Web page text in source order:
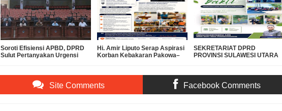
Soroti Efisiensi APBD, DPRD
Sulut Pertanyakan Urgensi
Hi. Amir Liputo Serap Aspirasi
Korban Kebakaran Pakowa–
SEKRETARIAT DPRD
PROVINSI SULAWESI UTARA
LINGKUNGAN BERSIH DAN
LESTARI
Site Comments Facebook Comments